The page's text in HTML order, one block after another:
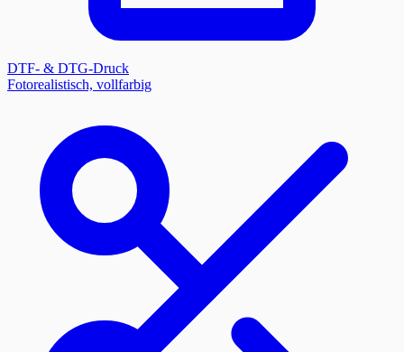
DTF- & DTG-Druck
Fotorealistisch, vollfarbig